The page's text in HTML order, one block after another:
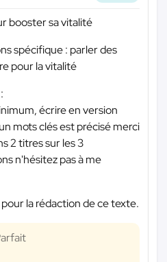
booster sa vitalité
spécifique : parler des
pour la vitalité
écrire en version
mots clés est précisé merci
2 titres sur les 3
n'hésitez pas à me
pour la rédaction de ce texte.